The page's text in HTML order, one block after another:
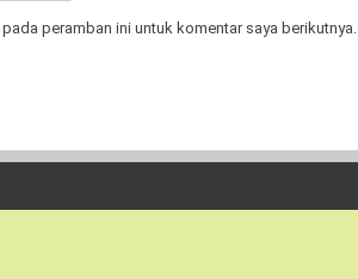
peramban ini untuk komentar saya berikutnya.